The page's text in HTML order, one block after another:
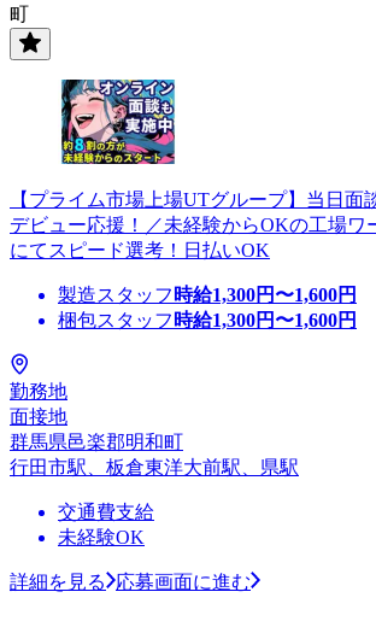
町
【プライム市場上場UTグループ】当日
デビュー応援！／未経験からOKの工場ワ
にてスピード選考！日払いOK
製造スタッフ 時給1,300円〜1,600円
梱包スタッフ 時給1,300円〜1,600円
勤務地
面接地
群馬県邑楽郡明和町
行田市駅、板倉東洋大前駅、県駅
交通費支給
未経験OK
詳細を見る 応募画面に進む